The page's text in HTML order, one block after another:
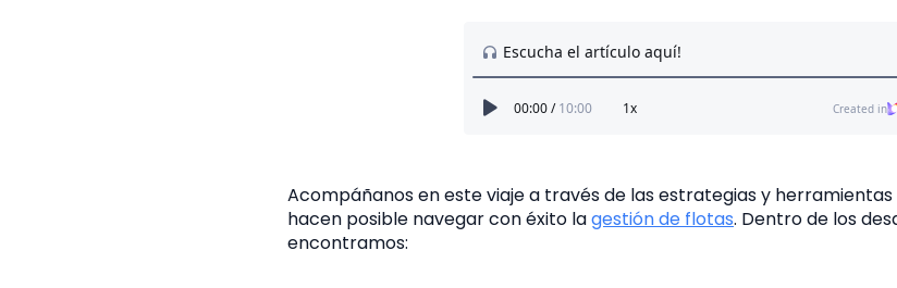
Acompáñanos en este viaje a través de las estrategias y herramientas
hacen posible navegar con éxito lagestión de flotas. Dentro de los
encontramos: